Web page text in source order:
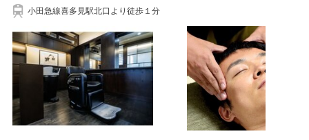
小田急線喜多見駅北口より徒歩１分